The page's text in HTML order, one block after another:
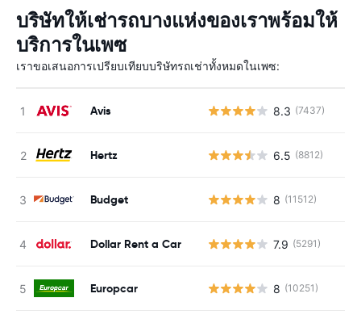
บริษัทให้เช่ารถบางแห่งของเราพร้อมให้
บริการในเพซ
เราขอเสนอการเปรียบเทียบบริษัทรถเช่าทั้งหมดในเพซ:
Avis 8.3 (7437)
Hertz 6.5 (8812)
Budget 8 (11512)
Dollar Rent a Car 7.9 (5291)
Europcar 8 (10251)